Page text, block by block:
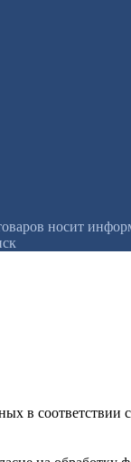
носит
в соответствии с